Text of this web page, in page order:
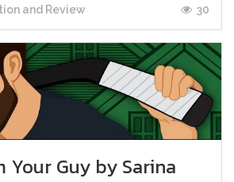
and Review 30
Your Guy by Sarina